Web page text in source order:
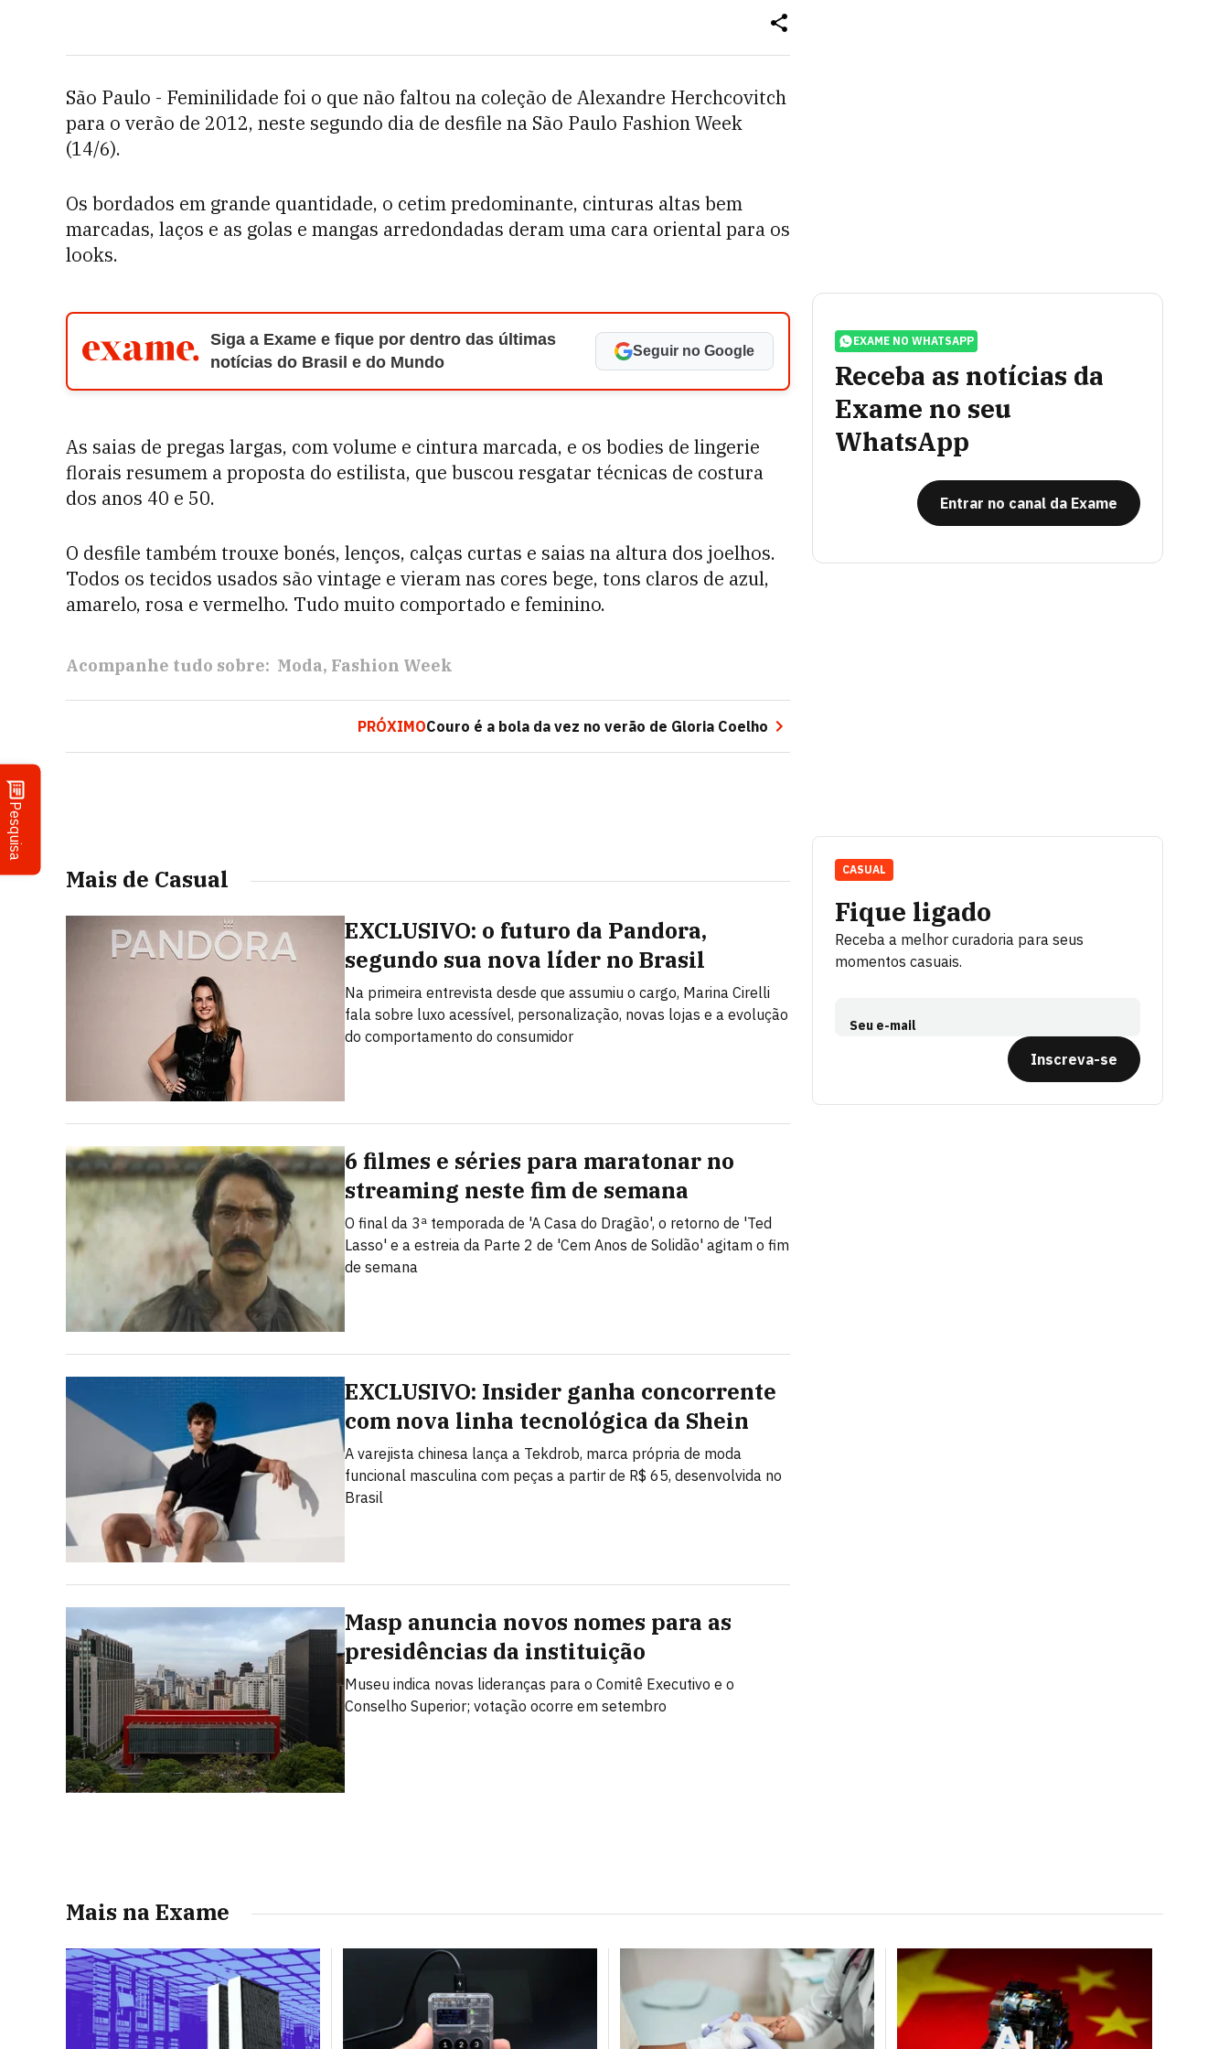
Pesquisa
São Paulo - Feminilidade foi o que não faltou na coleção de Alexandre Herchcovitch
para o verão de 2012, neste segundo dia de desfile na São Paulo Fashion Week
(14/6).
Os bordados em grande quantidade, o cetim predominante, cinturas altas bem
marcadas, laços e as golas e mangas arredondadas deram uma cara oriental para os
looks.
Siga a Exame e fique por dentro das últimas
notícias do Brasil e do Mundo
Seguir no Google
As saias de pregas largas, com volume e cintura marcada, e os bodies de lingerie
florais resumem a proposta do estilista, que buscou resgatar técnicas de costura
dos anos 40 e 50.
O desfile também trouxe bonés, lenços, calças curtas e saias na altura dos joelhos.
Todos os tecidos usados são vintage e vieram nas cores bege, tons claros de azul,
amarelo, rosa e vermelho. Tudo muito comportado e feminino.
Acompanhe tudo sobre: Moda Fashion Week
PRÓXIMOCouro é a bola da vez no verão de Gloria Coelho
Mais de Casual
EXCLUSIVO: o futuro da Pandora,
segundo sua nova líder no Brasil
Na primeira entrevista desde que assumiu o cargo, Marina Cirelli
fala sobre luxo acessível, personalização, novas lojas e a evolução
do comportamento do consumidor
6 filmes e séries para maratonar no
streaming neste fim de semana
O final da 3ª temporada de 'A Casa do Dragão', o retorno de 'Ted
Lasso' e a estreia da Parte 2 de 'Cem Anos de Solidão' agitam o fim
de semana
EXCLUSIVO: Insider ganha concorrente
com nova linha tecnológica da Shein
A varejista chinesa lança a Tekdrob, marca própria de moda
funcional masculina com peças a partir de R$ 65, desenvolvida no
Brasil
Masp anuncia novos nomes para as
presidências da instituição
Museu indica novas lideranças para o Comitê Executivo e o
Conselho Superior; votação ocorre em setembro
EXAME NO WHATSAPP
Receba as notícias da
Exame no seu
WhatsApp
Entrar no canal da Exame
Fique ligado
Receba a melhor curadoria para seus
momentos casuais.
Seu e-mail
Inscreva-se
CASUAL
Mais na Exame